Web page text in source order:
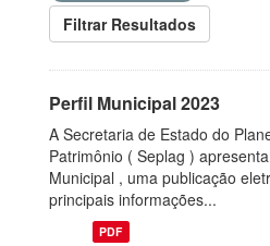
Filtrar Resultados
Perfil Municipal 2023
A Secretaria de Estado do
Patrimônio ( Seplag )
Municipal , uma publicação
principais informações...
PDF